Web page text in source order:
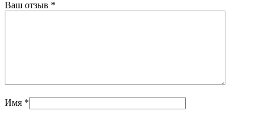
Ваш отзыв *
Имя *